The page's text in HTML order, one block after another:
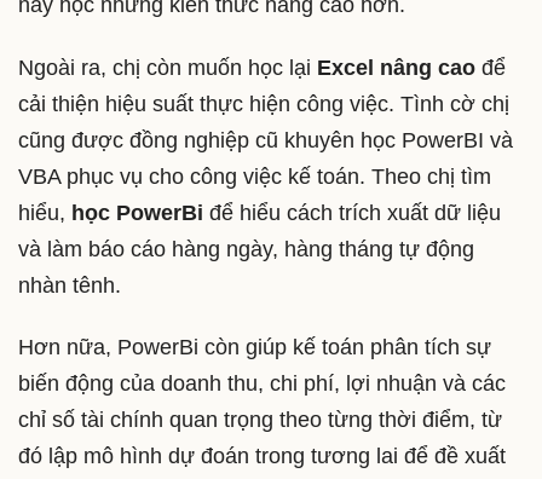
này học những kiến thức nâng cao hơn.
Ngoài ra, chị còn muốn học lại Excel nâng cao để
cải thiện hiệu suất thực hiện công việc. Tình cờ chị
cũng được đồng nghiệp cũ khuyên học PowerBI và
VBA phục vụ cho công việc kế toán. Theo chị tìm
hiểu, học PowerBi để hiểu cách trích xuất dữ liệu
và làm báo cáo hàng ngày, hàng tháng tự động
nhàn tênh.
Hơn nữa, PowerBi còn giúp kế toán phân tích sự
biến động của doanh thu, chi phí, lợi nhuận và các
chỉ số tài chính quan trọng theo từng thời điểm, từ
đó lập mô hình dự đoán trong tương lai để đề xuất